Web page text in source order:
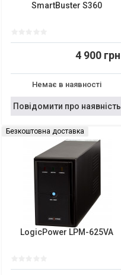
SmartBuster S360
4 900 грн
Немає в наявності
Повідомити про наявність
Безкоштовна доставка
LogicPower LPM-625VA